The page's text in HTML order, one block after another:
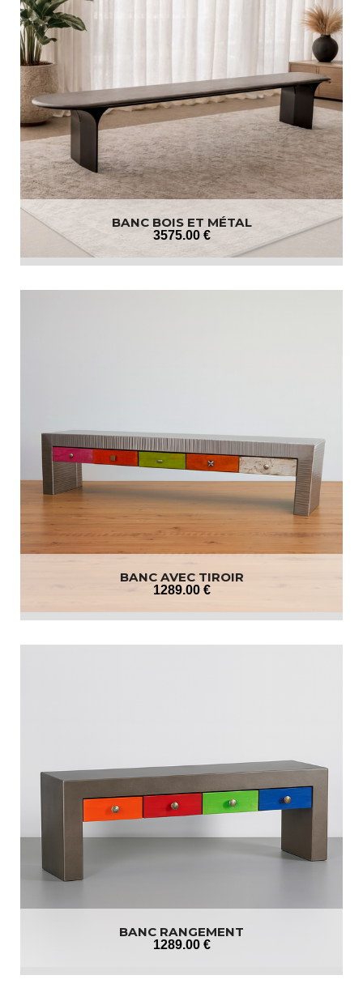
BANC BOIS ET MÉTAL
3575.00 €
BANC AVEC TIROIR
1289.00 €
BANC RANGEMENT
1289.00 €